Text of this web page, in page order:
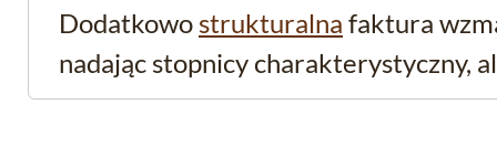
Dodatkowo strukturalna faktura
nadając stopnicy charakterystyczny,
Prosty design jest korzystny zarówno